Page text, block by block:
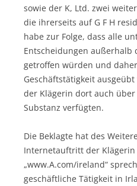
sowie der K, Ltd. zwei
die ihrerseits auf G F H
habe zur Folge, dass alle
Entscheidungen außerhalb
getroffen würden und
Geschäftstätigkeit
der Klägerin dort auch
Substanz verfügten.
Die Beklagte hat des
Internetauftritt der
„www.A.com/ireland“
geschäftliche Tätigkeit in